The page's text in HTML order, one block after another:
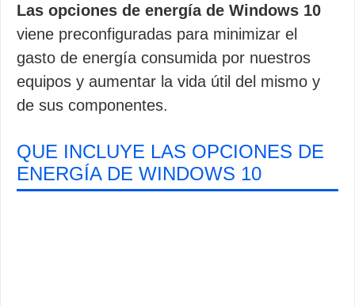
Las opciones de energía de Windows 10
viene preconfiguradas para minimizar el
gasto de energía consumida por nuestros
equipos y aumentar la vida útil del mismo y
de sus componentes.
QUE INCLUYE LAS OPCIONES DE
ENERGÍA DE WINDOWS 10